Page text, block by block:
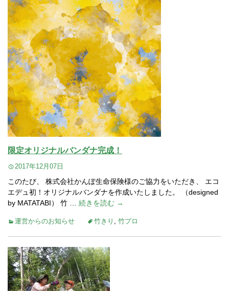
限定オリジナルバンダナ完成！
2017年12月07日
このたび、 株式会社かんぽ生命保険様のご協力をいただき、 エコ
エデュ初！オリジナルバンダナを作成いたしました。 （designed
by MATATABI） 竹 … 続きを読む →
運営からのお知らせ 竹きり , 竹プロ